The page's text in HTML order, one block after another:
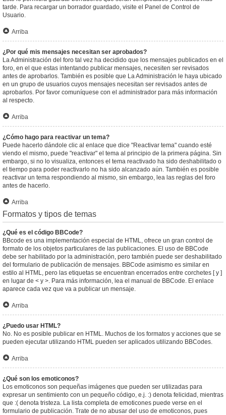
tarde. Para recargar un borrador guardado, visite el Panel de Control de
Usuario.
Arriba
¿Por qué mis mensajes necesitan ser aprobados?
La Administración del foro tal vez ha decidido que los mensajes publicados en el
foro, en el que estas intentando publicar mensajes, necesiten ser revisados
antes de aprobarlos. También es posible que La Administración le haya ubicado
en un grupo de usuarios cuyos mensajes necesitan ser revisados antes de
aprobarlos. Por favor comuníquese con el administrador para más información
al respecto.
Arriba
¿Cómo hago para reactivar un tema?
Puede hacerlo dándole clic al enlace que dice "Reactivar tema" cuando esté
viendo el mismo, puede "reactivar" el tema al principio de la primera página. Sin
embargo, si no lo visualiza, entonces el tema reactivado ha sido deshabilitado o
el tiempo para poder reactivarlo no ha sido alcanzado aún. También es posible
reactivar un tema respondiendo al mismo, sin embargo, lea las reglas del foro
antes de hacerlo.
Arriba
Formatos y tipos de temas
¿Qué es el código BBCode?
BBcode es una implementación especial de HTML, ofrece un gran control de
formato de los objetos particulares de las publicaciones. El uso de BBCode
debe ser habilitado por la administración, pero también puede ser deshabilitado
del formulario de publicación de mensajes. BBCode asimismo es similar en
estilo al HTML, pero las etiquetas se encuentran encerrados entre corchetes [ y ]
en lugar de < y >. Para más información, lea el manual de BBCode. El enlace
aparece cada vez que va a publicar un mensaje.
Arriba
¿Puedo usar HTML?
No. No es posible publicar en HTML. Muchos de los formatos y acciones que se
pueden ejecutar utilizando HTML pueden ser aplicados utilizando BBCodes.
Arriba
¿Qué son los emoticonos?
Los emoticonos son pequeñas imágenes que pueden ser utilizadas para
expresar un sentimiento con un pequeño código, e.j. :) denota felicidad, mientras
que :( denota tristeza. La lista completa de emoticones puede verse en el
formulario de publicación. Trate de no abusar del uso de emoticonos, pues